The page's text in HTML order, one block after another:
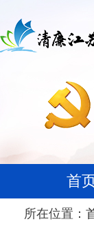
首
所在位置：